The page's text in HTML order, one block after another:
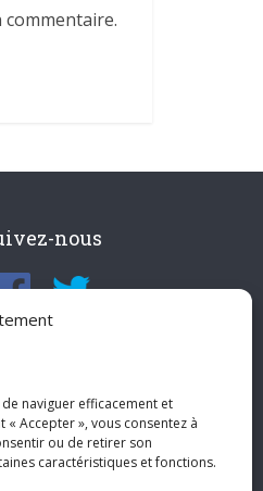
naviguer efficacement et
Accepter », vous consentez à
ou de retirer son
caractéristiques et fonctions.
nous